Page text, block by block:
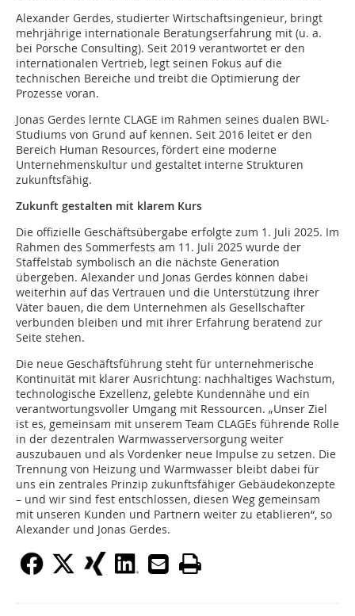
Alexander Gerdes, studierter Wirtschaftsingenieur, bringt
mehrjährige internationale Beratungserfahrung mit (u. a.
bei Porsche Consulting). Seit 2019 verantwortet er den
internationalen Vertrieb, legt seinen Fokus auf die
technischen Bereiche und treibt die Optimierung der
Prozesse voran.
Jonas Gerdes lernte CLAGE im Rahmen seines dualen BWL-
Studiums von Grund auf kennen. Seit 2016 leitet er den
Bereich Human Resources, fördert eine moderne
Unternehmenskultur und gestaltet interne Strukturen
zukunftsfähig.
Zukunft gestalten mit klarem Kurs
Die offizielle Geschäftsübergabe erfolgte zum 1. Juli 2025. Im
Rahmen des Sommerfests am 11. Juli 2025 wurde der
Staffelstab symbolisch an die nächste Generation
übergeben. Alexander und Jonas Gerdes können dabei
weiterhin auf das Vertrauen und die Unterstützung ihrer
Väter bauen, die dem Unternehmen als Gesellschafter
verbunden bleiben und mit ihrer Erfahrung beratend zur
Seite stehen.
Die neue Geschäftsführung steht für unternehmerische
Kontinuität mit klarer Ausrichtung: nachhaltiges Wachstum,
technologische Exzellenz, gelebte Kundennähe und ein
verantwortungsvoller Umgang mit Ressourcen. „Unser Ziel
ist es, gemeinsam mit unserem Team CLAGEs führende Rolle
in der dezentralen Warmwasserversorgung weiter
auszubauen und als Vordenker neue Impulse zu setzen. Die
Trennung von Heizung und Warmwasser bleibt dabei für
uns ein zentrales Prinzip zukunftsfähiger Gebäudekonzepte
– und wir sind fest entschlossen, diesen Weg gemeinsam
mit unseren Kunden und Partnern weiter zu etablieren“, so
Alexander und Jonas Gerdes.